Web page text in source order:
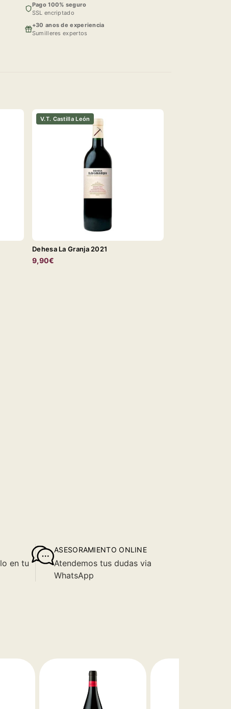
Pago 100% seguro
SSL encriptado
+30 anos de experiencia
Sumilleres expertos
V.T. Castilla León
Dehesa La Granja 2021
9,90€
en tu
ASESORAMIENTO ONLINE
Atendemos tus dudas via
WhatsApp